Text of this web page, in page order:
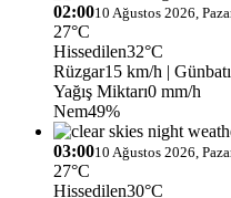
02:0010 Ağustos 2026,
27°C
Hissedilen32°C
Rüzgar15 km/h |
Yağış Miktarı0 mm/h
Nem49%
03:0010 Ağustos 2026,
27°C
Hissedilen30°C